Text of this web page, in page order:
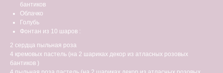
бантиков
Облачко
Голубь
Фонтан из 10 шаров :
2 сердца пыльная роза
4 кремовых пастель (на 2 шариках декор из атласных розовых
бантиков )